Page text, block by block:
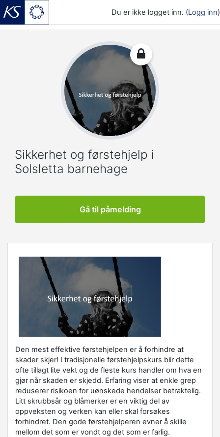
Du er ikke logget inn. (Logg inn)
Sikkerhet og førstehjelp i
Solsletta barnehage
Gå til påmelding
Den mest effektive førstehjelpen er å forhindre at
skader skjer! I tradisjonelle førstehjelpskurs blir dette
ofte tillagt lite vekt og de fleste kurs handler om hva en
gjør når skaden er skjedd. Erfaring viser at enkle grep
reduserer risikoen for uønskede hendelser betraktelig.
Litt skrubbsår og blåmerker er en viktig del av
oppveksten og verken kan eller skal forsøkes
forhindret. Den gode førstehjelperen evner å skille
mellom det som er vondt og det som er farlig.